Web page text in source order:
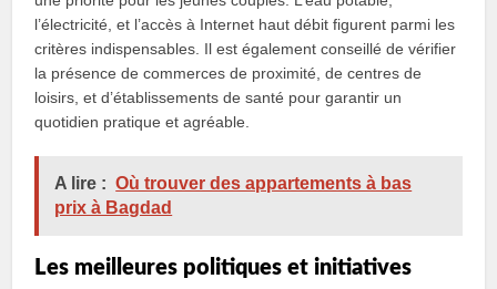
l’électricité, et l’accès à Internet haut débit figurent parmi les
critères indispensables. Il est également conseillé de vérifier
la présence de commerces de proximité, de centres de
loisirs, et d’établissements de santé pour garantir un
quotidien pratique et agréable.
A lire : Où trouver des appartements à bas
prix à Bagdad
Les meilleures politiques et initiatives